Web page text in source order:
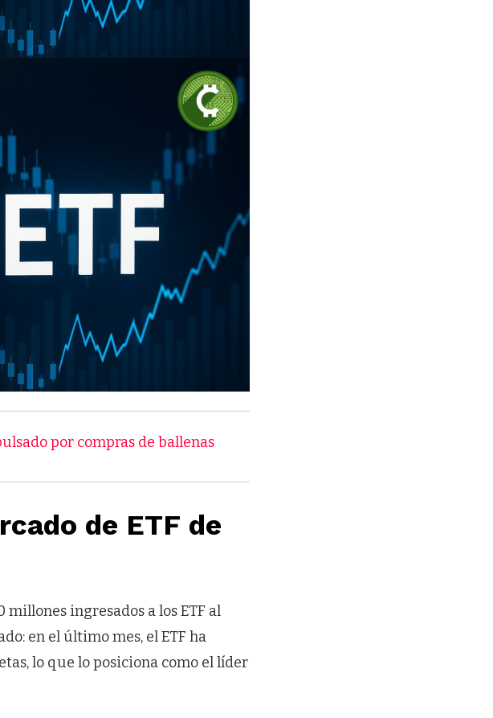
por compras de ballenas
de ETF de
millones ingresados a los ETF al
en el último mes, el ETF ha
lo que lo posiciona como el líder